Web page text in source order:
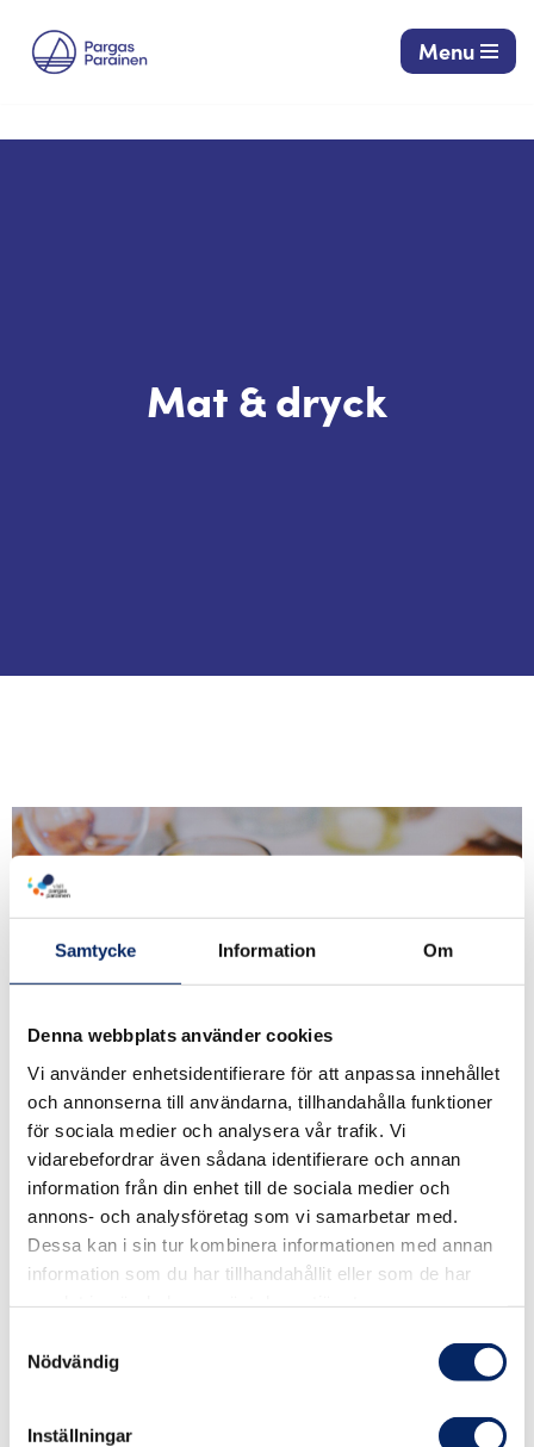
Samtycke Information Om
Denna webbplats använder cookies
Vi använder enhetsidentifierare för att anpassa innehållet
och annonserna till användarna, tillhandahålla funktioner
för sociala medier och analysera vår trafik. Vi
vidarebefordrar även sådana identifierare och annan
information från din enhet till de sociala medier och
annons- och analysföretag som vi samarbetar med.
Dessa kan i sin tur kombinera informationen med annan
information som du har tillhandahållit eller som de har
Nödvändig
Inställningar
Hoppa
innehåll
Menu
Mat & dryck
Restauranger